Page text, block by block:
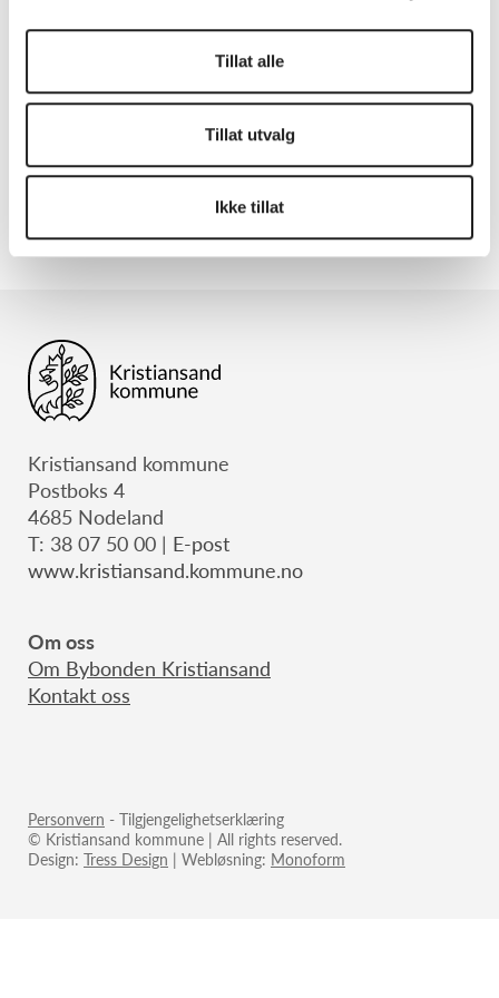
Tillat alle
Tillat utvalg
Ikke tillat
skolehage barnehagehage
Publisert: 2. februar 2026 10:38
Oppdatert: 28. juli 2026 13:10
Kristiansand kommune
Postboks 4
4685 Nodeland
T: 38 07 50 00 | E-post
www.kristiansand.kommune.no
Om oss
Om Bybonden Kristiansand
Kontakt oss
Personvern - Tilgjengelighetserklæring
© Kristiansand kommune | All rights reserved.
Design: Tress Design | Webløsning: Monoform